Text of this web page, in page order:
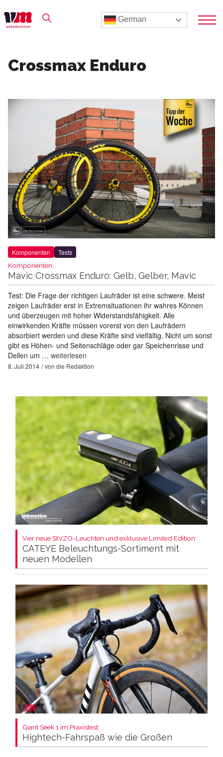
German
Crossmax Enduro
Komponenten Tests
Komponenten:
Mavic Crossmax Enduro: Gelb, Gelber, Mavic
Test: Die Frage der richtigen Laufräder ist eine schwere. Meist
zeigen Laufräder erst in Extremsituationen ihr wahres Können
und überzeugen mit hoher Widerstandsfähigkeit. Alle
einwirkenden Kräfte müssen vorerst von den Laufrädern
absorbiert werden und diese Kräfte sind vielfältig. Nicht um sonst
gibt es Höhen- und Seitenschläge oder gar Speichenrisse und
Dellen um … weiterlesen
8. Juli 2014 von die Redaktion
Vier neue StVZO-Leuchten und exklusive Limited Edition:
CATEYE Beleuchtungs-Sortiment mit
neuen Modellen
Giant Seek 1 im Praxistest:
Hightech-Fahrspaß wie die Großen